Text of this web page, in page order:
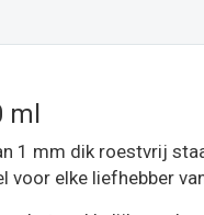
1 mm dik roestvrij
voor elke liefhebber